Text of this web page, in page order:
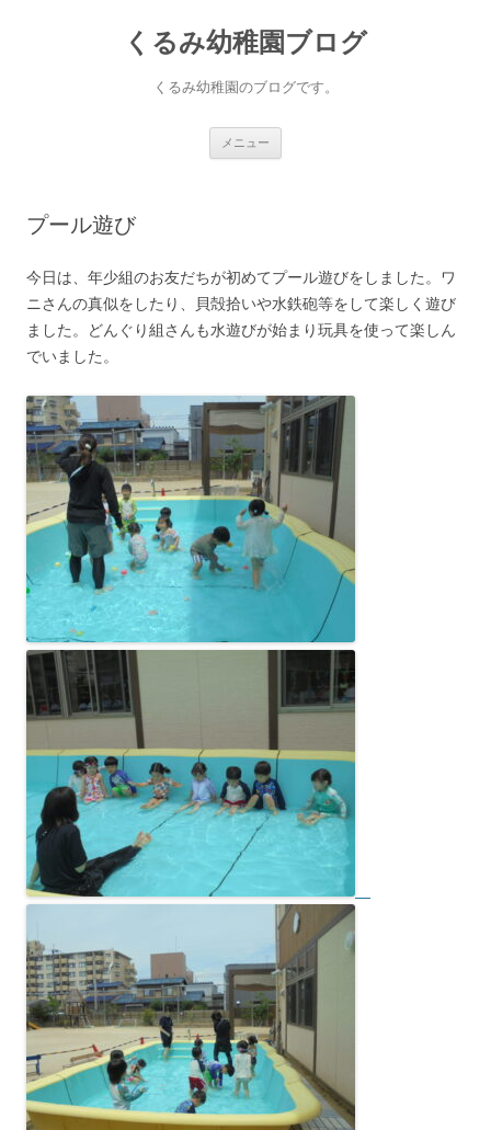
くるみ幼稚園ブログ
くるみ幼稚園のブログです。
メニュー
プール遊び
今日は、年少組のお友だちが初めてプール遊びをしました。ワ
ニさんの真似をしたり、貝殻拾いや水鉄砲等をして楽しく遊び
ました。どんぐり組さんも水遊びが始まり玩具を使って楽しん
でいました。